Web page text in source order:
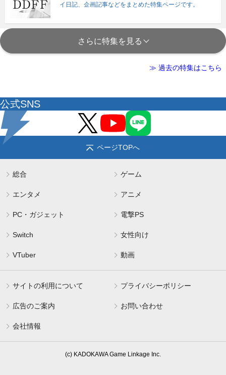
イ日記、企画記事などをまとめた特集ページです。
さらに特集を見る
≫ 過去の特集はこちら
公式SNS
ページTOPへ
総合 ゲーム
エンタメ アニメ
PC・ガジェット 電撃PS
Switch 女性向け
VTuber 動画
サイトの利用について プライバシーポリシー
広告のご案内 お問い合わせ
会社情報
(c) KADOKAWA Game Linkage Inc.